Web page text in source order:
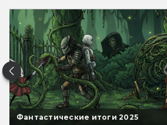
Фантастические итоги 2025